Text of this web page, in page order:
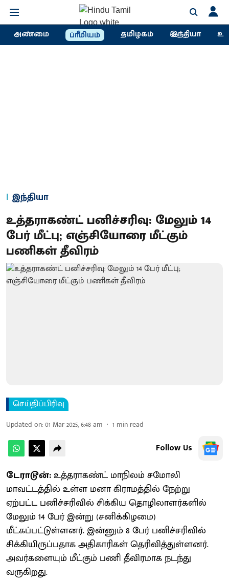
அண்மை ப்ரீமியம் தமிழகம் இந்தியா
இந்தியா
உத்தராகண்ட் பனிச்சரிவு: மேலும் 14
பேர் மீட்பு; எஞ்சியோரை மீட்கும்
பணிகள் தீவிரம்
செய்திப்பிரிவு
Updated on:01 Mar 2025, 6:48 am 1 min read
Follow Us
டேராடூன்:உத்தராகண்ட் மாநிலம் சமோலி
மாவட்டத்தில் உள்ள மனா கிராமத்தில் நேற்று
ஏற்பட்ட பனிச்சரிவில் சிக்கிய தொழிலாளர்களில்
மேலும் 14 பேர் இன்று (சனிக்கிழமை)
மீட்கப்பட்டுள்ளனர். இன்னும் 8 பேர் பனிச்சரிவில்
சிக்கியிருப்பதாக அதிகாரிகள் தெரிவித்துள்ளனர்.
அவர்களையும் மீட்கும் பணி தீவிரமாக நடந்து
வருகிறது.